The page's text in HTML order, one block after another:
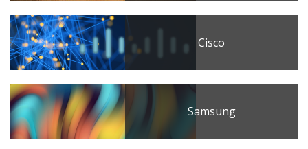
Cisco
Samsung